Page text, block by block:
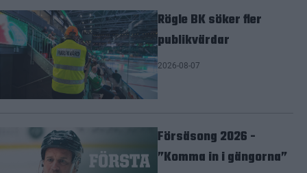
Rögle BK söker fler
publikvärdar
2026-08-07
Försäsong 2026 -
”Komma in i gängorna”